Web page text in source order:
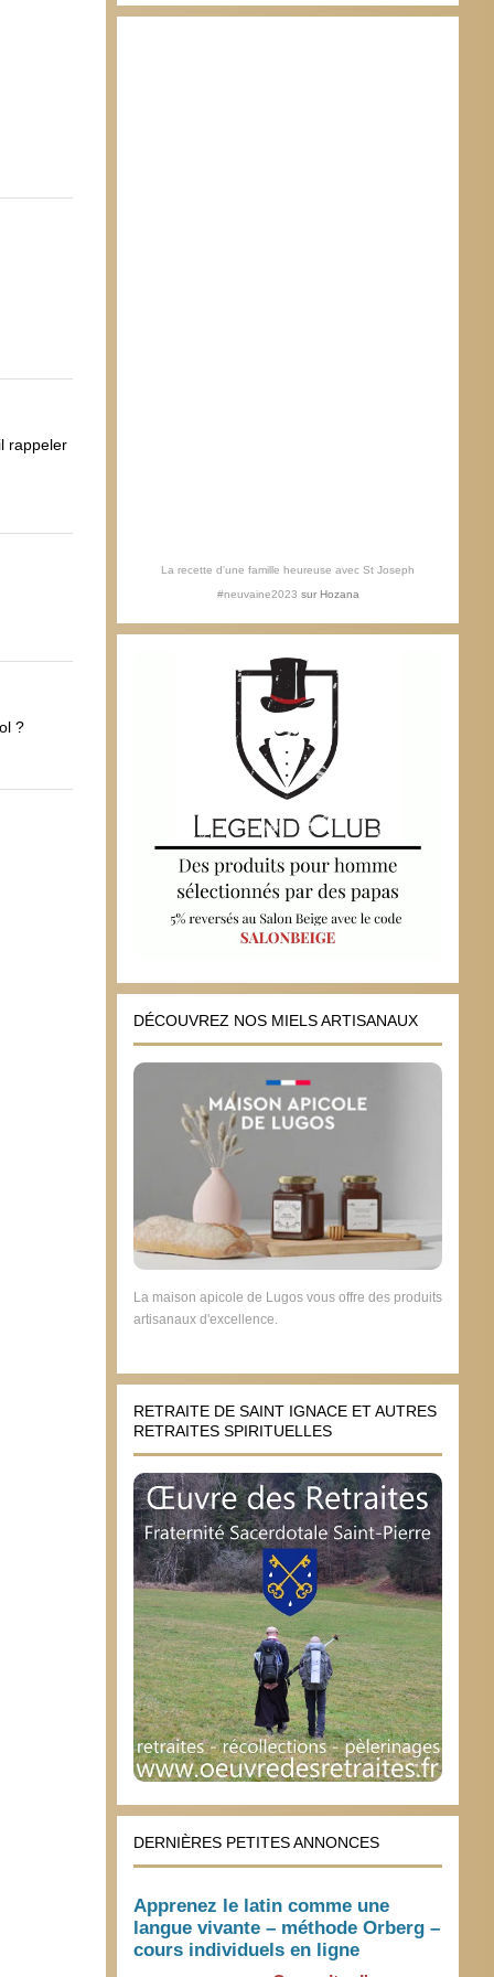
rappeler
?
La recette d'une famille heureuse avec St Joseph
#neuvaine2023 sur Hozana
DÉCOUVREZ NOS MIELS ARTISANAUX
La maison apicole de Lugos vous offre des produits
artisanaux d'excellence.
RETRAITE DE SAINT IGNACE ET AUTRES
RETRAITES SPIRITUELLES
DERNIÈRES PETITES ANNONCES
Apprenez le latin comme une
langue vivante – méthode Orberg –
cours individuels en ligne